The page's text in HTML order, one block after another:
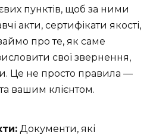
пунктів, щоб за ними
акти, сертифікати якості,
про те, як саме
свої звернення,
Це не просто правила —
вашим клієнтом.
Документи, які